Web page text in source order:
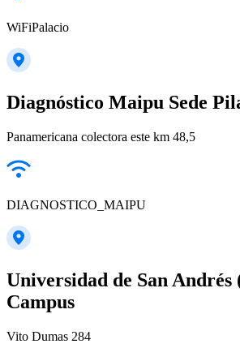
WiFiPalacio
Diagnóstico Maipu Sede
Panamericana colectora este km 48,5
DIAGNOSTICO_MAIPU
Universidad de San Andrés
Campus
Vito Dumas 284